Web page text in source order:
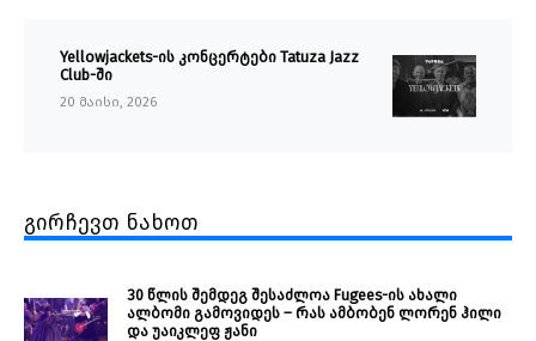
Yellowjackets-ის კონცერტები Tatuza Jazz
Club-ში
20 მაისი, 2026
გირჩევთ ნახოთ
30 წლის შემდეგ შესაძლოა Fugees-ის ახალი
ალბომი გამოვიდეს – რას ამბობენ ლორენ ჰილი
და უაიკლეფ ჟანი